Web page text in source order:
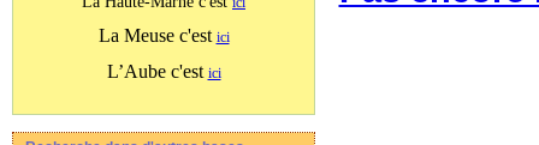
La Meuse c'est ici
L’Aube c'est ici